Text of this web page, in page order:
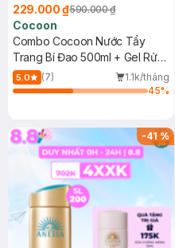
229.000 ₫590.000 ₫
Cocoon
Combo Cocoon Nước Tẩy
Trang Bí Đao 500ml + Gel Rửa
Mặt Bí Đao 310ml
5.0 (7)
1.1k/tháng
45%
-41%